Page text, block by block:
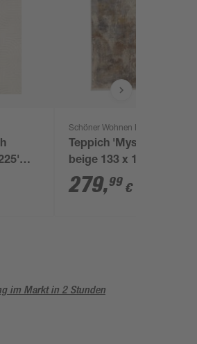
cm
Schöner Wohnen Kollektion
Teppich 'Mystik'
beige 133 x 185 cm
279,99 €
im Markt in 2 Stunden